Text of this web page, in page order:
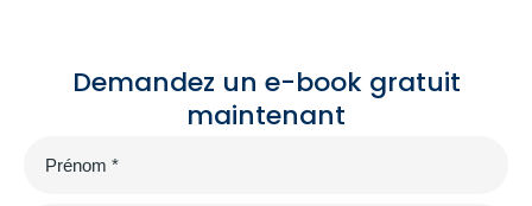
Demandez un e-book gratuit
maintenant